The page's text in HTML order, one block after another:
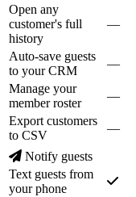
Open any
customer's full
history
—
Auto-save guests
to your CRM
—
Manage your
member roster
—
Export customers
to CSV
—
Notify guests
Text guests from
your phone